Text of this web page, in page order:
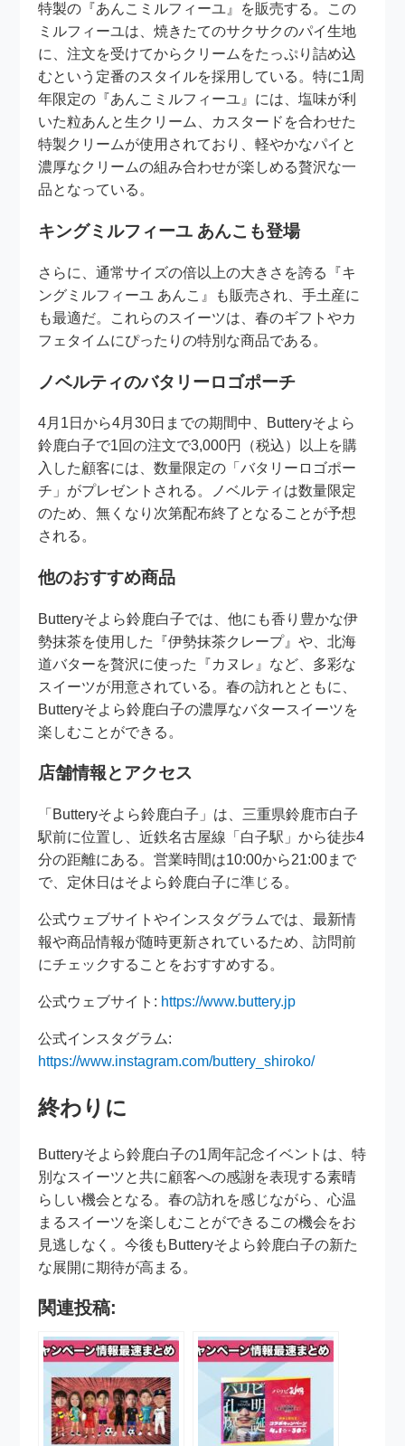
特製の『あんこミルフィーユ』を販売する。この
ミルフィーユは、焼きたてのサクサクのパイ生地
に、注文を受けてからクリームをたっぷり詰め込
むという定番のスタイルを採用している。特に1周
年限定の『あんこミルフィーユ』には、塩味が利
いた粒あんと生クリーム、カスタードを合わせた
特製クリームが使用されており、軽やかなパイと
濃厚なクリームの組み合わせが楽しめる贅沢な一
品となっている。
キングミルフィーユ あんこも登場
さらに、通常サイズの倍以上の大きさを誇る『キ
ングミルフィーユ あんこ』も販売され、手土産に
も最適だ。これらのスイーツは、春のギフトやカ
フェタイムにぴったりの特別な商品である。
ノベルティのバタリーロゴポーチ
4月1日から4月30日までの期間中、Butteryそよら
鈴鹿白子で1回の注文で3,000円（税込）以上を購
入した顧客には、数量限定の「バタリーロゴポー
チ」がプレゼントされる。ノベルティは数量限定
のため、無くなり次第配布終了となることが予想
される。
他のおすすめ商品
Butteryそよら鈴鹿白子では、他にも香り豊かな伊
勢抹茶を使用した『伊勢抹茶クレープ』や、北海
道バターを贅沢に使った『カヌレ』など、多彩な
スイーツが用意されている。春の訪れとともに、
Butteryそよら鈴鹿白子の濃厚なバタースイーツを
楽しむことができる。
店舗情報とアクセス
「Butteryそよら鈴鹿白子」は、三重県鈴鹿市白子
駅前に位置し、近鉄名古屋線「白子駅」から徒歩4
分の距離にある。営業時間は10:00から21:00まで
で、定休日はそよら鈴鹿白子に準じる。
公式ウェブサイトやインスタグラムでは、最新情
報や商品情報が随時更新されているため、訪問前
にチェックすることをおすすめする。
公式ウェブサイト: https://www.buttery.jp
公式インスタグラム:
https://www.instagram.com/buttery_shiroko/
終わりに
Butteryそよら鈴鹿白子の1周年記念イベントは、特
別なスイーツと共に顧客への感謝を表現する素晴
らしい機会となる。春の訪れを感じながら、心温
まるスイーツを楽しむことができるこの機会をお
見逃しなく。今後もButteryそよら鈴鹿白子の新た
な展開に期待が高まる。
関連投稿: